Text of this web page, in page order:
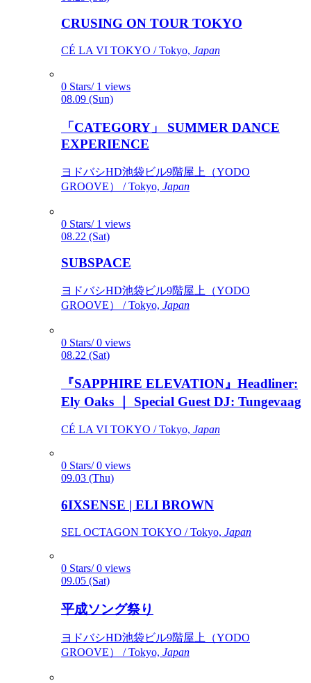
CRUSING ON TOUR TOKYO
CÉ LA VI TOKYO / Tokyo, Japan
0 Stars/ 1 views
08.09 (Sun)
「CATEGORY」 SUMMER DANCE
EXPERIENCE
ヨドバシHD池袋ビル9階屋上（YODO
GROOVE） / Tokyo, Japan
0 Stars/ 1 views
08.22 (Sat)
SUBSPACE
ヨドバシHD池袋ビル9階屋上（YODO
GROOVE） / Tokyo, Japan
0 Stars/ 0 views
08.22 (Sat)
『SAPPHIRE ELEVATION』Headliner:
Ely Oaks ｜ Special Guest DJ: Tungevaag
CÉ LA VI TOKYO / Tokyo, Japan
0 Stars/ 0 views
09.03 (Thu)
6IXSENSE | ELI BROWN
SEL OCTAGON TOKYO / Tokyo, Japan
0 Stars/ 0 views
09.05 (Sat)
平成ソング祭り
ヨドバシHD池袋ビル9階屋上（YODO
GROOVE） / Tokyo, Japan